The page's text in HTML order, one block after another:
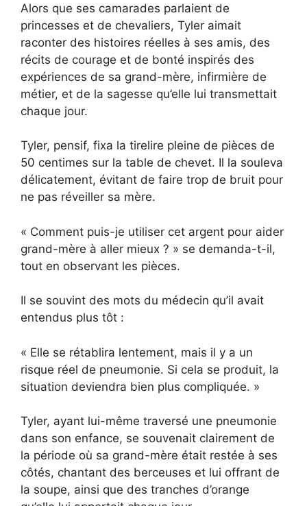
Alors que ses camarades parlaient de
princesses et de chevaliers, Tyler aimait
raconter des histoires réelles à ses amis, des
récits de courage et de bonté inspirés des
expériences de sa grand-mère, infirmière de
métier, et de la sagesse qu’elle lui transmettait
chaque jour.
Tyler, pensif, fixa la tirelire pleine de pièces de
50 centimes sur la table de chevet. Il la souleva
délicatement, évitant de faire trop de bruit pour
ne pas réveiller sa mère.
« Comment puis-je utiliser cet argent pour aider
grand-mère à aller mieux ? » se demanda-t-il,
tout en observant les pièces.
Il se souvint des mots du médecin qu’il avait
entendus plus tôt :
« Elle se rétablira lentement, mais il y a un
risque réel de pneumonie. Si cela se produit, la
situation deviendra bien plus compliquée. »
Tyler, ayant lui-même traversé une pneumonie
dans son enfance, se souvenait clairement de
la période où sa grand-mère était restée à ses
côtés, chantant des berceuses et lui offrant de
la soupe, ainsi que des tranches d’orange